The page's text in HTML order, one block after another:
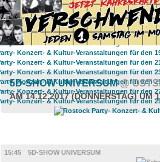
5D-SHOW UNIVERSUM@
AM 14.12.2017 (DONNERSTAG) UM
15:45
5D-SHOW UNIVERSUM